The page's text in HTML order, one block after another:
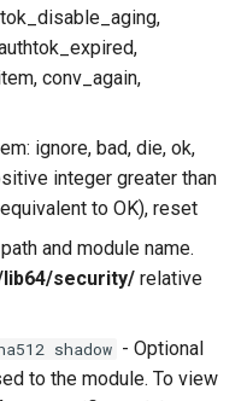
conv_again,
ignore, bad, die, ok,
integer greater than
to OK), reset
and module name.
security/ relative
shadow - Optional
to the module. To view